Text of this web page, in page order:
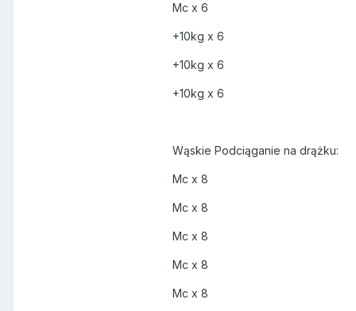
Mc x 6
+10kg x 6
+10kg x 6
+10kg x 6
Wąskie Podciąganie na drążku:
Mc x 8
Mc x 8
Mc x 8
Mc x 8
Mc x 8